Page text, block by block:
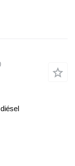
diésel